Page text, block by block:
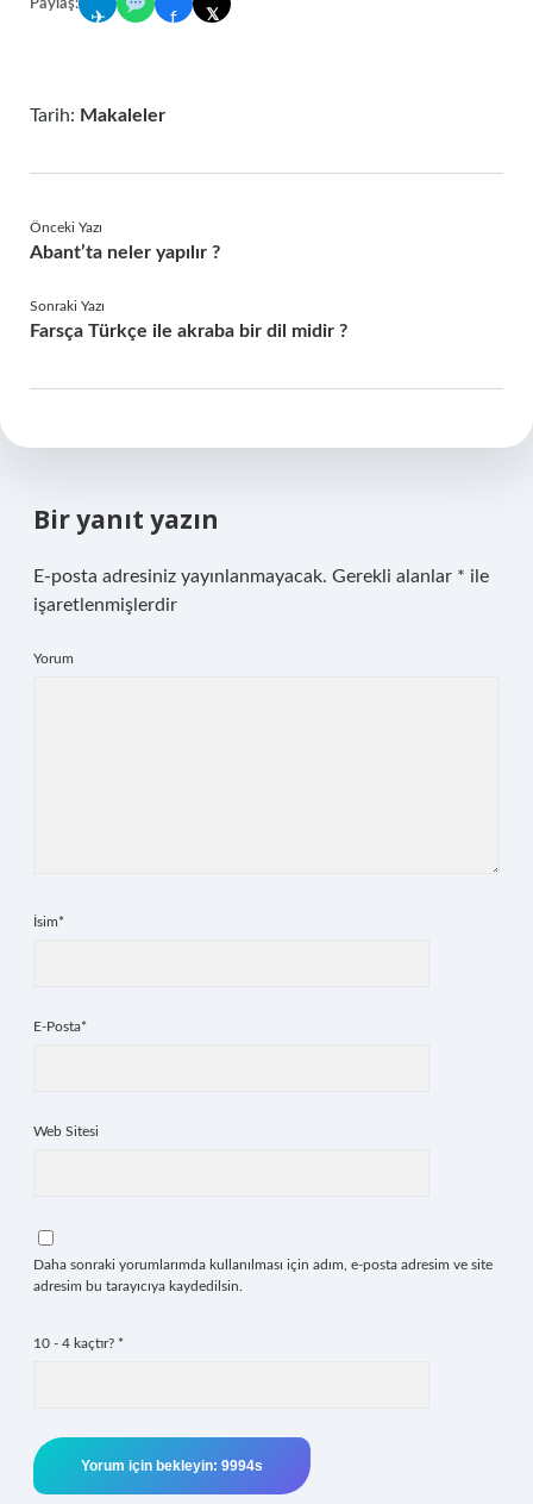
Paylaş:
✈ f 𝕏
Tarih: Makaleler
Önceki Yazı
Abant’ta neler yapılır ?
Sonraki Yazı
Farsça Türkçe ile akraba bir dil midir ?
Bir yanıt yazın
E-posta adresiniz yayınlanmayacak. Gerekli alanlar * ile
işaretlenmişlerdir
Yorum
İsim*
E-Posta*
Web Sitesi
Daha sonraki yorumlarımda kullanılması için adım, e-posta adresim ve site
adresim bu tarayıcıya kaydedilsin.
10 - 4 kaçtır? *